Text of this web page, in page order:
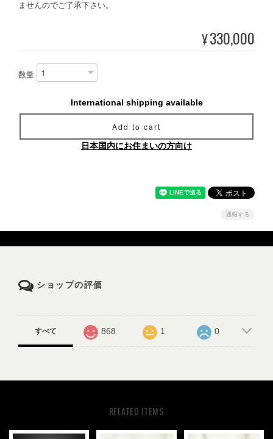
ませんのでご了承下さい。
¥330,000
数量
International shipping available
Add to cart
日本国内にお住まいの方向け
通報する
ショップの評価
すべて 868 1 0
RELATED ITEMS